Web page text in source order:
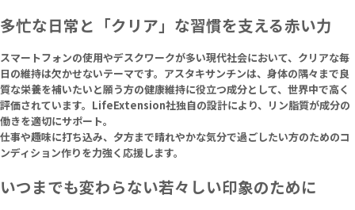
多忙な日常と「クリア」な習慣を支える赤い力
スマートフォンの使用やデスクワークが多い現代社会において、クリアな毎
日の維持は欠かせないテーマです。アスタキサンチンは、身体の隅々まで良
質な栄養を補いたいと願う方の健康維持に役立つ成分として、世界中で高く
評価されています。LifeExtension社独自の設計により、リン脂質が成分の
働きを適切にサポート。
仕事や趣味に打ち込み、夕方まで晴れやかな気分で過ごしたい方のためのコ
ンディション作りを力強く応援します。
いつまでも変わらない若々しい印象のために